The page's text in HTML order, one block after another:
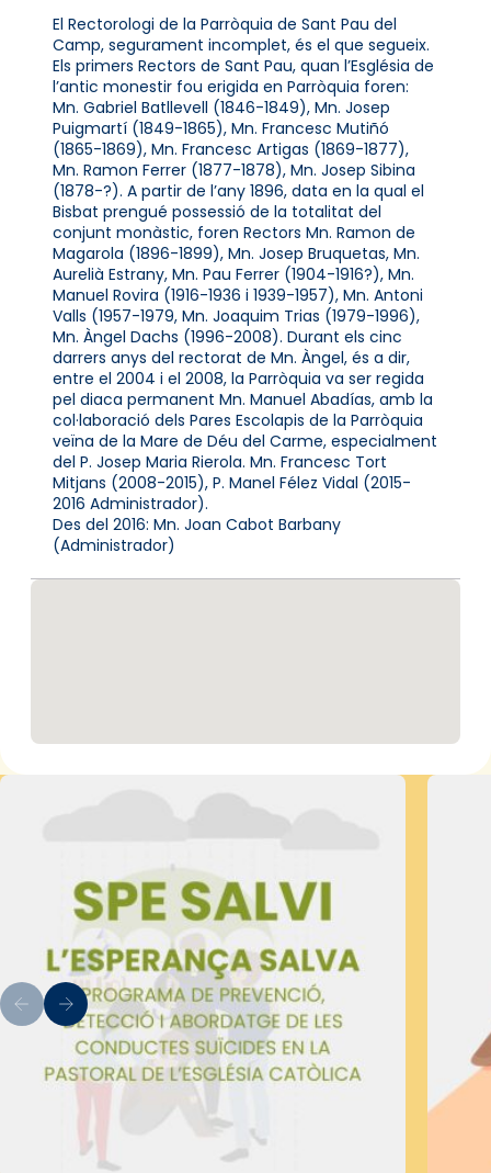
El Rectorologi de la Parròquia de Sant Pau del
Camp, segurament incomplet, és el que segueix.
Els primers Rectors de Sant Pau, quan l’Església de
l’antic monestir fou erigida en Parròquia foren:
Mn. Gabriel Batllevell (1846-1849), Mn. Josep
Puigmartí (1849-1865), Mn. Francesc Mutiñó
(1865-1869), Mn. Francesc Artigas (1869-1877),
Mn. Ramon Ferrer (1877-1878), Mn. Josep Sibina
(1878-?). A partir de l’any 1896, data en la qual el
Bisbat prengué possessió de la totalitat del
conjunt monàstic, foren Rectors Mn. Ramon de
Magarola (1896-1899), Mn. Josep Bruquetas, Mn.
Aurelià Estrany, Mn. Pau Ferrer (1904-1916?), Mn.
Manuel Rovira (1916-1936 i 1939-1957), Mn. Antoni
Valls (1957-1979, Mn. Joaquim Trias (1979-1996),
Mn. Àngel Dachs (1996-2008). Durant els cinc
darrers anys del rectorat de Mn. Àngel, és a dir,
entre el 2004 i el 2008, la Parròquia va ser regida
pel diaca permanent Mn. Manuel Abadías, amb la
col·laboració dels Pares Escolapis de la Parròquia
veïna de la Mare de Déu del Carme, especialment
del P. Josep Maria Rierola. Mn. Francesc Tort
Mitjans (2008-2015), P. Manel Félez Vidal (2015-
2016 Administrador).
Des del 2016: Mn. Joan Cabot Barbany
(Administrador)